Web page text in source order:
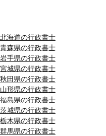
北海道の行政書士
青森県の行政書士
岩手県の行政書士
宮城県の行政書士
秋田県の行政書士
山形県の行政書士
福島県の行政書士
茨城県の行政書士
栃木県の行政書士
群馬県の行政書士